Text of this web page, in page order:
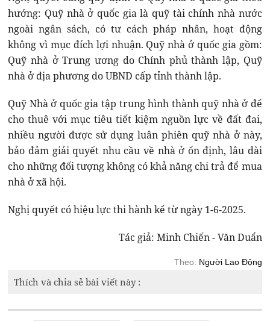
hướng: Quỹ nhà ở quốc gia là quỹ tài chính nhà nước
ngoài ngân sách, có tư cách pháp nhân, hoạt động
không vì mục đích lợi nhuận. Quỹ nhà ở quốc gia gồm:
Quỹ nhà ở Trung ương do Chính phủ thành lập, Quỹ
nhà ở địa phương do UBND cấp tỉnh thành lập.
Quỹ Nhà ở quốc gia tập trung hình thành quỹ nhà ở để
cho thuê với mục tiêu tiết kiệm nguồn lực về đất đai,
nhiều người được sử dụng luân phiên quỹ nhà ở này,
bảo đảm giải quyết nhu cầu về nhà ở ổn định, lâu dài
cho những đối tượng không có khả năng chi trả để mua
nhà ở xã hội.
Nghị quyết có hiệu lực thi hành kể từ ngày 1-6-2025.
Tác giả: Minh Chiến - Văn Duẩn
Theo: Người Lao Động
Thích và chia sẻ bài viết này :